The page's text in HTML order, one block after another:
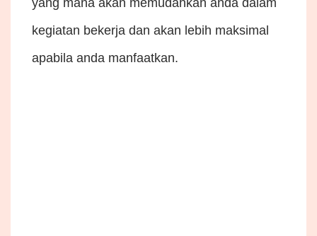
yang mana akan memudahkan anda dalam
kegiatan bekerja dan akan lebih maksimal
apabila anda manfaatkan.